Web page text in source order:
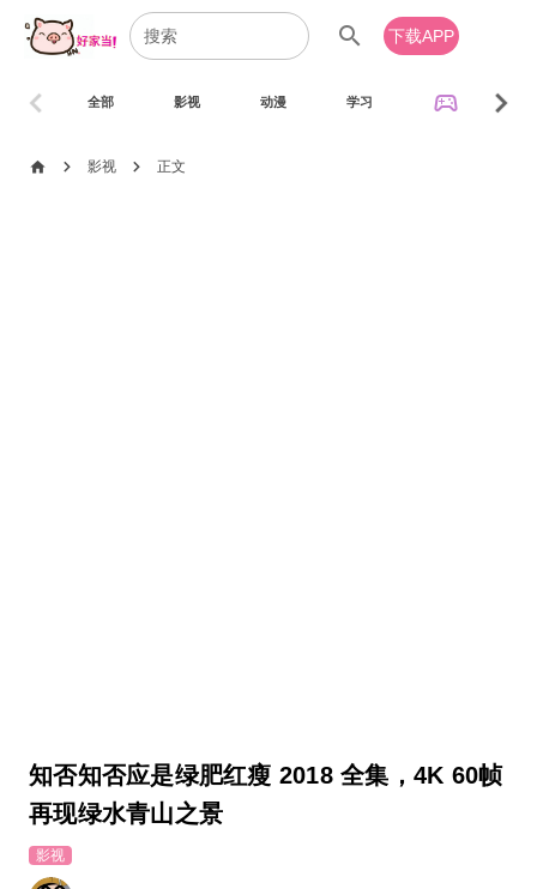
search 下载APP
全部 影视 动漫 学习 sports_esports
chevron_left chevron_right
home chevron_right 影视 chevron_right 正文
知否知否应是绿肥红瘦 2018 全集，4K 60帧
再现绿水青山之景
影视